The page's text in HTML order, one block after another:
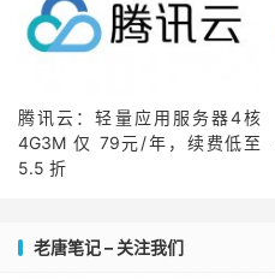
腾讯云：轻量应用服务器4核
4G3M 仅 79元/年，续费低至
5.5 折
老唐笔记 – 关注我们